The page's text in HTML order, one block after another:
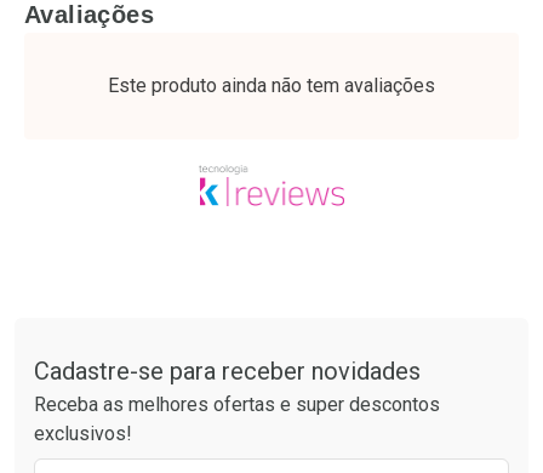
Laboratório
Ativar Desconto
Comprar sem Desconto
Por Menos
Comprar sem Desconto
Por R$ 25,27/cada
Laboratório
Ativar Desconto
Comprar sem Desconto
Por Menos
Comprar sem Desconto
Avaliações
Este produto ainda não tem avaliações
Cadastre-se para receber novidades
Receba as melhores ofertas e super descontos
exclusivos!